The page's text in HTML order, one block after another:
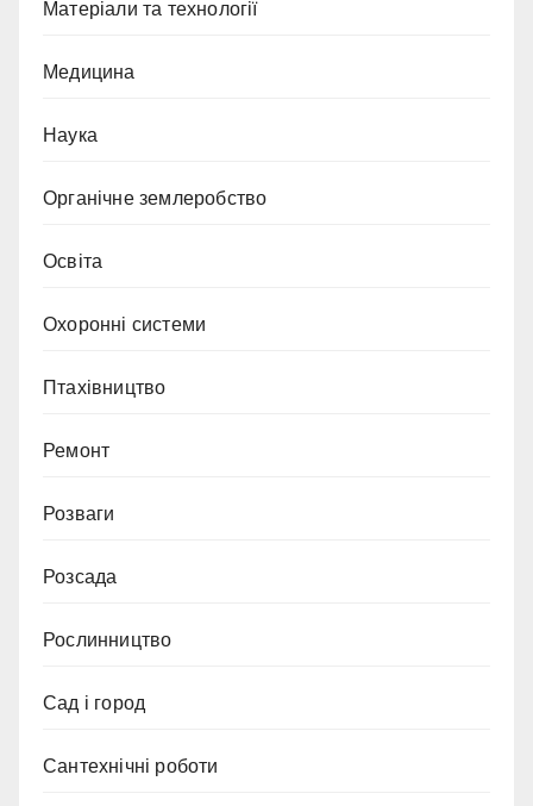
Матеріали та технології
Медицина
Наука
Органічне землеробство
Освіта
Охоронні системи
Птахівництво
Ремонт
Розваги
Розсада
Рослинництво
Сад і город
Сантехнічні роботи